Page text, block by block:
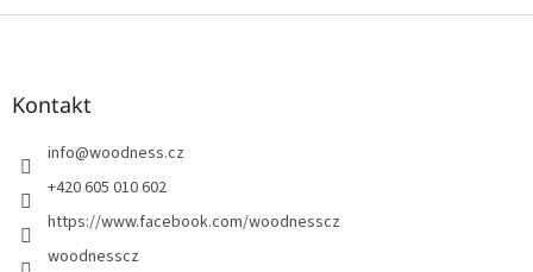
Z
Kontakt
info@woodness.cz
+420 605 010 602
https://www.facebook.com/woodnesscz
woodnesscz